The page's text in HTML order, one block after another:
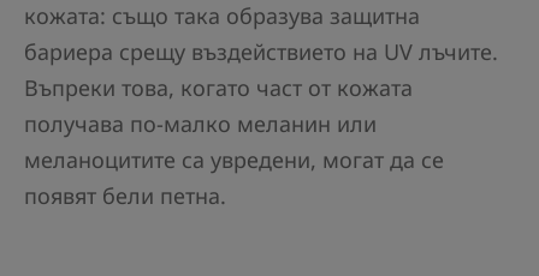
кожата: също така образува защитна
бариера срещу въздействието на UV лъчите.
Въпреки това, когато част от кожата
получава по-малко меланин или
меланоцитите са увредени, могат да се
появят бели петна.